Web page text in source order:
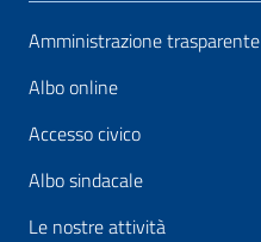
Amministrazione trasparente
Albo online
Accesso civico
Albo sindacale
Le nostre attività